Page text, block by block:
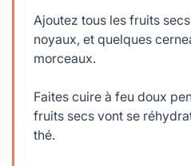
Ajoutez tous les fruits
noyaux, et quelques
morceaux.
Faites cuire à feu doux
fruits secs vont se
thé.